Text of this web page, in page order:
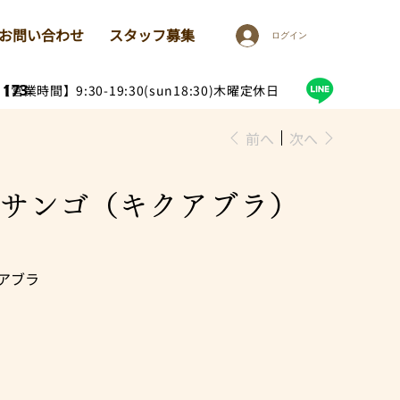
営業時間】9:30-19:30(sun18:30)木曜定休日
問い合わせ スタッフ募集 ログイン
前へ 次へ
ゴ（キクアブラ）
ブラ